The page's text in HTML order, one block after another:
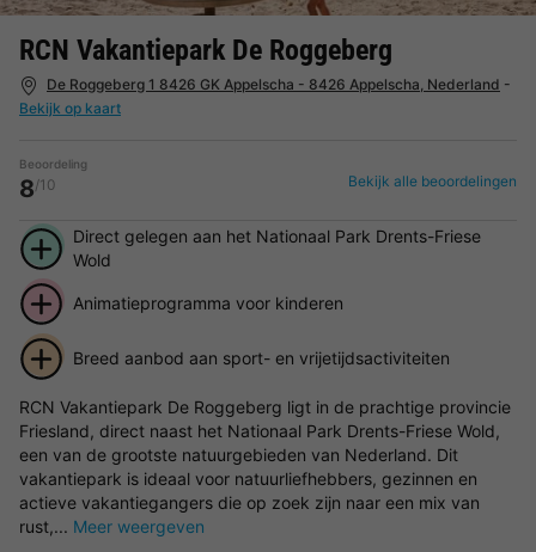
RCN Vakantiepark De Roggeberg
De Roggeberg 1 8426 GK Appelscha - 8426 Appelscha, Nederland -
Bekijk op kaart
Beoordeling
8/10 Bekijk alle beoordelingen
Direct gelegen aan het Nationaal Park Drents-Friese
Wold
Animatieprogramma voor kinderen
Breed aanbod aan sport- en vrijetijdsactiviteiten
RCN Vakantiepark De Roggeberg ligt in de prachtige provincie
Friesland, direct naast het Nationaal Park Drents-Friese Wold,
een van de grootste natuurgebieden van Nederland. Dit
vakantiepark is ideaal voor natuurliefhebbers, gezinnen en
actieve vakantiegangers die op zoek zijn naar een mix van
rust,... Meer weergeven